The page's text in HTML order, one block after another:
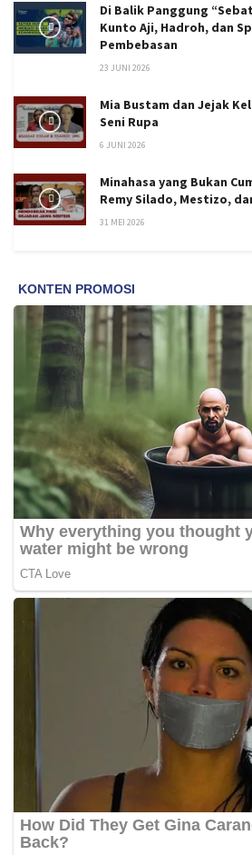
Di Balik Panggung
Kunto Aji, Hadroh, dan
Pembebasan
23 JUNI 2026
Mia Bustam dan Jejak
Seni Rupa
6 JUNI 2026
Minahasa yang Bukan
Remy Silado, Mestizo,
31 MEI 2026